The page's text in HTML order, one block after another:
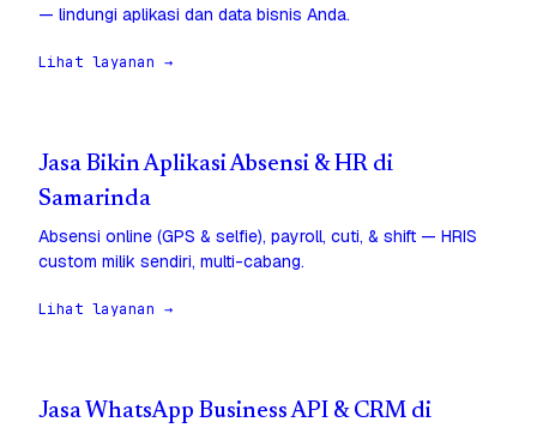
— lindungi aplikasi dan data bisnis Anda.
Lihat layanan →
Jasa Bikin Aplikasi Absensi & HR di
Samarinda
Absensi online (GPS & selfie), payroll, cuti, & shift — HRIS
custom milik sendiri, multi-cabang.
Lihat layanan →
Jasa WhatsApp Business API & CRM di